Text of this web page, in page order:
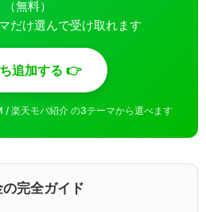
（無料）
だけ選んで受け取れます
追加する 👉
/ 楽天モバ紹介 の3テーマから選べます
完全ガイド